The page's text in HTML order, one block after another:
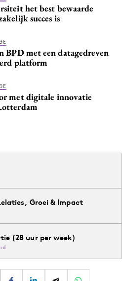
het best bewaarde
succes is
BPD met een datagedreven
platform
met digitale innovatie
Groei & Impact
(28 uur per week)